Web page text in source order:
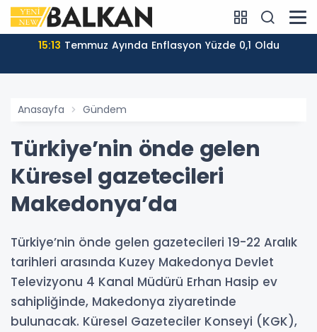
15:13 Temmuz Ayında Enflasyon Yüzde 0,1 Oldu
Anasayfa Gündem
Türkiye’nin önde gelen
Küresel gazetecileri
Makedonya’da
Türkiye’nin önde gelen gazetecileri 19-22 Aralık
tarihleri arasında Kuzey Makedonya Devlet
Televizyonu 4 Kanal Müdürü Erhan Hasip ev
sahipliğinde, Makedonya ziyaretinde
bulunacak. Küresel Gazeteciler Konseyi (KGK),